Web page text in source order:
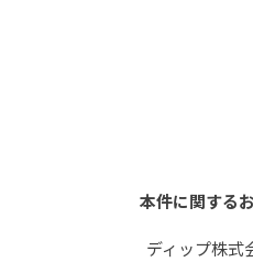
本件に関する
ディップ株式